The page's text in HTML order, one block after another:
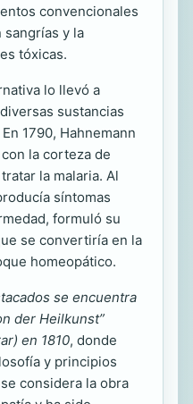
convencionales
sangrías y la
tóxicas.
lo llevó a
sustancias
1790, Hahnemann
la corteza de
la malaria. Al
síntomas
formuló su
se convertiría en la
homeopático.
se encuentra
der Heilkunst”
en 1810, donde
y principios
considera la obra